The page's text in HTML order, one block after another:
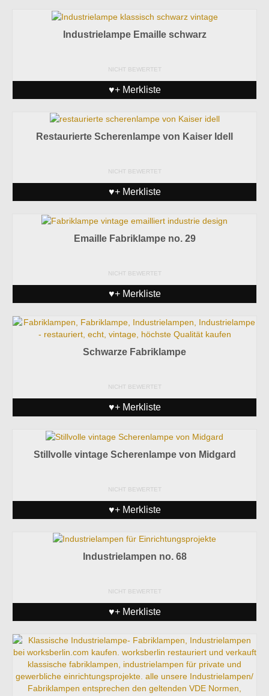
Industrielampe Emaille schwarz
NICHT BEWERTET
♥+ Merkliste
Restaurierte Scherenlampe von Kaiser Idell
NICHT BEWERTET
♥+ Merkliste
Emaille Fabriklampe no. 29
NICHT BEWERTET
♥+ Merkliste
Schwarze Fabriklampe
NICHT BEWERTET
♥+ Merkliste
Stillvolle vintage Scherenlampe von Midgard
NICHT BEWERTET
♥+ Merkliste
Industrielampen no. 68
NICHT BEWERTET
♥+ Merkliste